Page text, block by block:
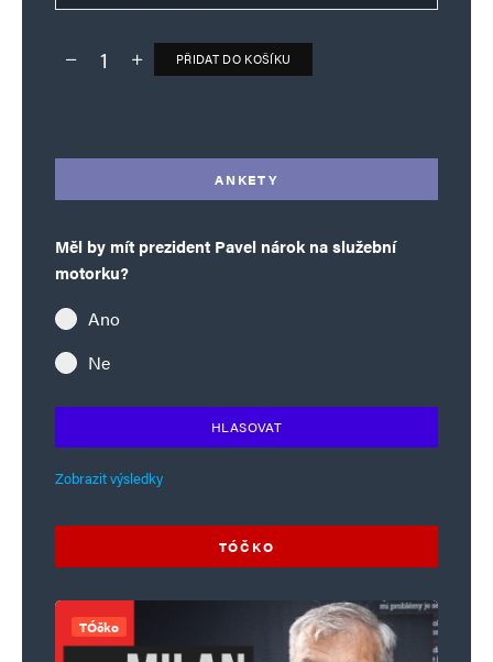
Deník TO – verze bez reklam množství
PŘIDAT DO KOŠÍKU
ANKETY
Měl by mít prezident Pavel nárok na služební
motorku?
Ano
Ne
HLASOVAT
Zobrazit výsledky
TÓČKO
TÓčko